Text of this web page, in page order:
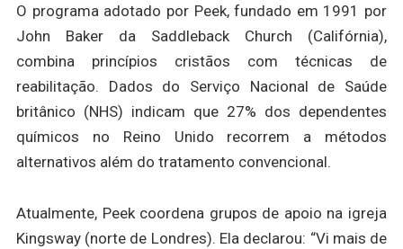
O programa adotado por Peek, fundado em 1991 por
John Baker da Saddleback Church (Califórnia),
combina princípios cristãos com técnicas de
reabilitação. Dados do Serviço Nacional de Saúde
britânico (NHS) indicam que 27% dos dependentes
químicos no Reino Unido recorrem a métodos
alternativos além do tratamento convencional.
Atualmente, Peek coordena grupos de apoio na igreja
Kingsway (norte de Londres). Ela declarou: “Vi mais de